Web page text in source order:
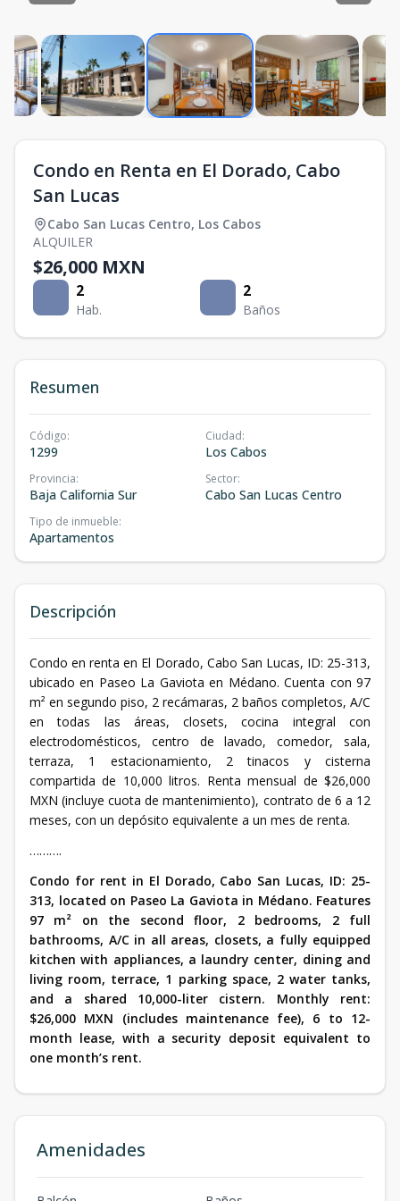
Condo en Renta en El Dorado, Cabo
San Lucas
Cabo San Lucas Centro, Los Cabos
ALQUILER
$26,000 MXN
2
Hab.
2
Baños
Resumen
Código:
1299
Ciudad:
Los Cabos
Provincia:
Baja California Sur
Sector:
Cabo San Lucas Centro
Tipo de inmueble:
Apartamentos
Descripción
Condo en renta en El Dorado, Cabo San Lucas, ID: 25-313,
ubicado en Paseo La Gaviota en Médano. Cuenta con 97
m² en segundo piso, 2 recámaras, 2 baños completos, A/C
en todas las áreas, closets, cocina integral con
electrodomésticos, centro de lavado, comedor, sala,
terraza, 1 estacionamiento, 2 tinacos y cisterna
compartida de 10,000 litros. Renta mensual de $26,000
MXN (incluye cuota de mantenimiento), contrato de 6 a 12
meses, con un depósito equivalente a un mes de renta.
……….
Condo for rent in El Dorado, Cabo San Lucas, ID: 25-
313, located on Paseo La Gaviota in Médano. Features
97 m² on the second floor, 2 bedrooms, 2 full
bathrooms, A/C in all areas, closets, a fully equipped
kitchen with appliances, a laundry center, dining and
living room, terrace, 1 parking space, 2 water tanks,
and a shared 10,000-liter cistern. Monthly rent:
$26,000 MXN (includes maintenance fee), 6 to 12-
month lease, with a security deposit equivalent to
one month’s rent.
Amenidades